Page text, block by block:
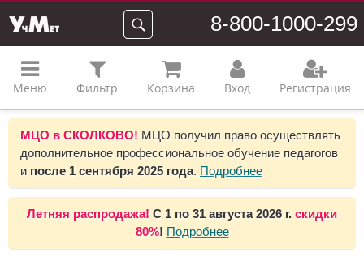
8-800-1000-299
Меню Фильтр Корзина Вход Регистрация
МЦО в СКОЛКОВО! МЦО получил право осуществлять
дополнительное профессиональное обучение педагогов
и после 1 сентября 2025 года. Подробнее
Летняя распродажа! С 1 по 31 августа 2026 г. скидки
80%! Подробнее